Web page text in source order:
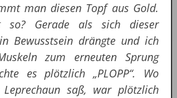
man diesen Topf aus Gold.
so? Gerade als sich dieser
Bewusstsein drängte und ich
zum erneuten Sprung
es plötzlich „PLOPP“. Wo
saß, war plötzlich